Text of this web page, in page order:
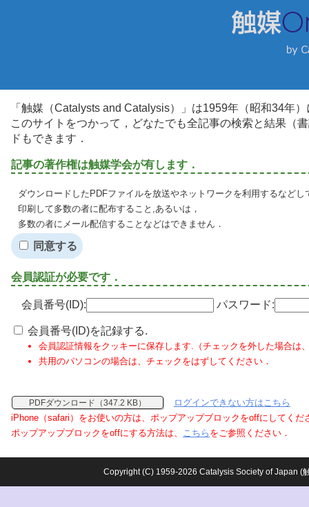
「触媒（Catalysts and Catalysis）」は1959年（昭和34年
このサイトをつかって，どなたでも全記事の検索と結果（
ドもできます．
記事の著作権は触媒学会が有します．
ダウンロードしたPDFファイルを放送やネットワークを利用するなど
印刷して多数の者に配布すること,あるいは，
多数の者にメール配信することなどはできません．
同意する
会員認証が必要です．
会員番号(ID): パスワード:
会員番号(ID)を記録する.
会員認証情報をクッキーに保存します.（チェックを外した場合は
共用のパソコンの場合は、チェックをはずしてください．
PDFダウンロード（347.2 KB）
ログインできない方はこちら
iPhone（safari）をお使いの方は、ポップアップブロックをoffにしてくだ
ポップアップブロックをoffにする方法は、 こちら をご参照ください．
Copyright (C) 1959-2026 Catalysis Society of Japan (